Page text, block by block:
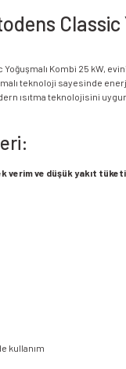
Kombi 25 kW,
teknoloji sayesinde
ısıtma teknolojisini
verim ve düşük yakıt
kullanım